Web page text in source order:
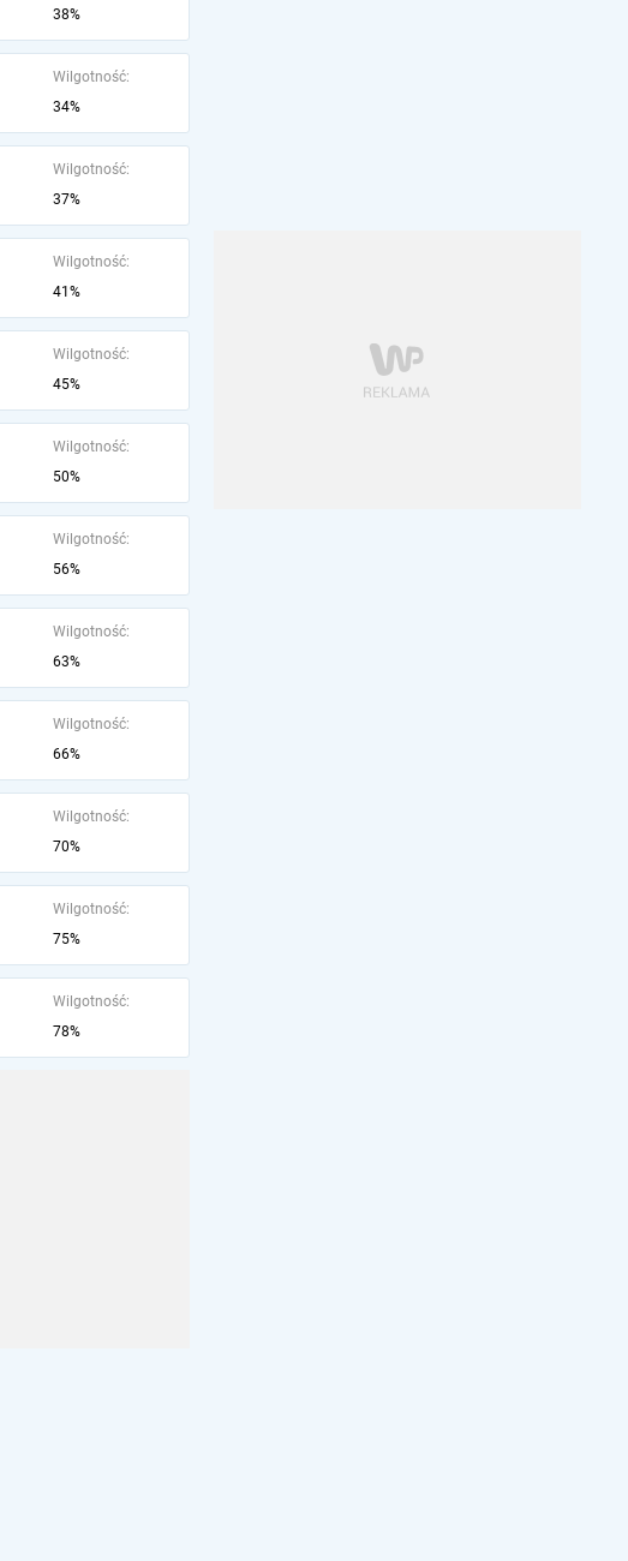
38%
Wilgotność:
34%
Wilgotność:
37%
Wilgotność:
41%
Wilgotność:
45%
Wilgotność:
50%
Wilgotność:
56%
Wilgotność:
63%
Wilgotność:
66%
Wilgotność:
70%
Wilgotność:
75%
Wilgotność:
78%